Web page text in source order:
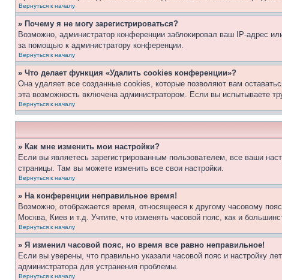
Вернуться к началу
» Почему я не могу зарегистрироваться?
Возможно, администратор конференции заблокировал ваш IP-адрес
за помощью к администратору конференции.
Вернуться к началу
» Что делает функция «Удалить cookies конференции»?
Она удаляет все созданные cookies, которые позволяют вам
эта возможность включена администратором. Если вы испытываете
Вернуться к началу
» Как мне изменить мои настройки?
Если вы являетесь зарегистрированным пользователем, все ваши
страницы. Там вы можете изменить все свои настройки.
Вернуться к началу
» На конференции неправильное время!
Возможно, отображается время, относящееся к другому часовому
Москва, Киев и т.д. Учтите, что изменять часовой пояс, как и
Вернуться к началу
» Я изменил часовой пояс, но время все равно неправильное!
Если вы уверены, что правильно указали часовой пояс и настройку
администратора для устранения проблемы.
Вернуться к началу